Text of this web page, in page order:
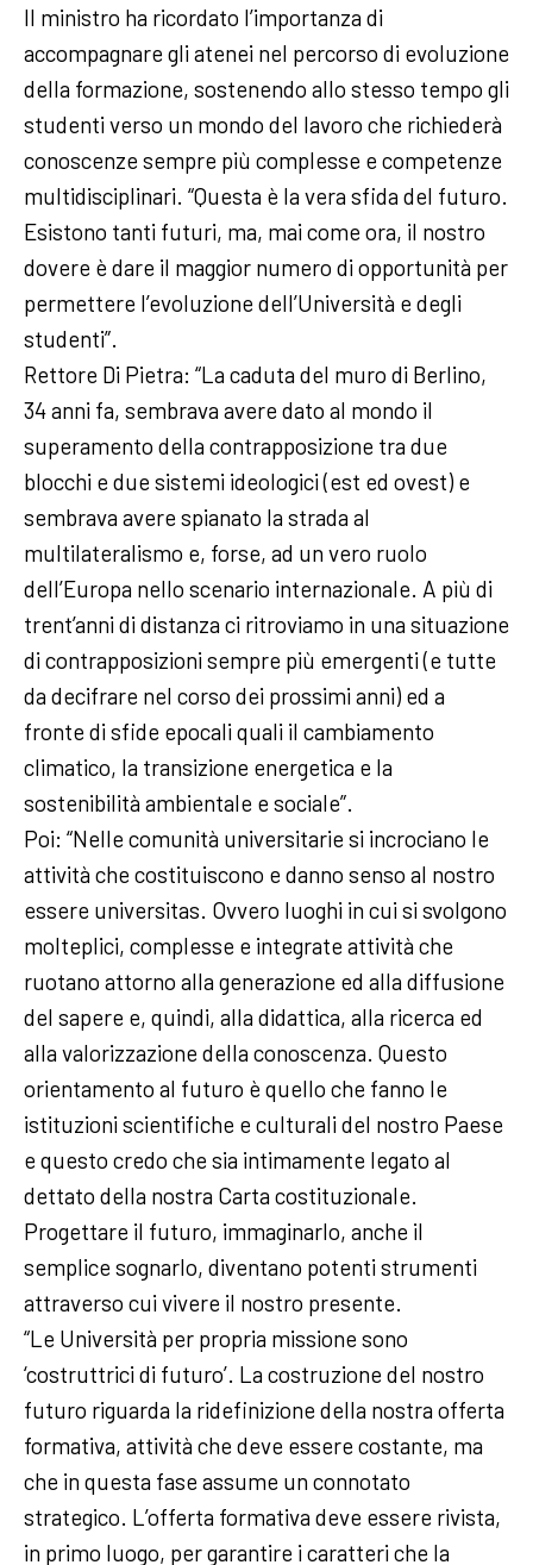
Il ministro ha ricordato l’importanza di
accompagnare gli atenei nel percorso di evoluzione
della formazione, sostenendo allo stesso tempo gli
studenti verso un mondo del lavoro che richiederà
conoscenze sempre più complesse e competenze
multidisciplinari. “Questa è la vera sfida del futuro.
Esistono tanti futuri, ma, mai come ora, il nostro
dovere è dare il maggior numero di opportunità per
permettere l’evoluzione dell’Università e degli
studenti”.
Rettore Di Pietra: “La caduta del muro di Berlino,
34 anni fa, sembrava avere dato al mondo il
superamento della contrapposizione tra due
blocchi e due sistemi ideologici (est ed ovest) e
sembrava avere spianato la strada al
multilateralismo e, forse, ad un vero ruolo
dell’Europa nello scenario internazionale. A più di
trent’anni di distanza ci ritroviamo in una situazione
di contrapposizioni sempre più emergenti (e tutte
da decifrare nel corso dei prossimi anni) ed a
fronte di sfide epocali quali il cambiamento
climatico, la transizione energetica e la
sostenibilità ambientale e sociale”.
Poi: “Nelle comunità universitarie si incrociano le
attività che costituiscono e danno senso al nostro
essere universitas. Ovvero luoghi in cui si svolgono
molteplici, complesse e integrate attività che
ruotano attorno alla generazione ed alla diffusione
del sapere e, quindi, alla didattica, alla ricerca ed
alla valorizzazione della conoscenza. Questo
orientamento al futuro è quello che fanno le
istituzioni scientifiche e culturali del nostro Paese
e questo credo che sia intimamente legato al
dettato della nostra Carta costituzionale.
Progettare il futuro, immaginarlo, anche il
semplice sognarlo, diventano potenti strumenti
attraverso cui vivere il nostro presente.
“Le Università per propria missione sono
‘costruttrici di futuro’. La costruzione del nostro
futuro riguarda la ridefinizione della nostra offerta
formativa, attività che deve essere costante, ma
che in questa fase assume un connotato
strategico. L’offerta formativa deve essere rivista,
in primo luogo, per garantire i caratteri che la